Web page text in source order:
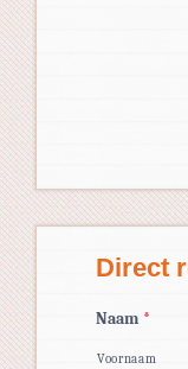
Direct
Naam *
Voornaam